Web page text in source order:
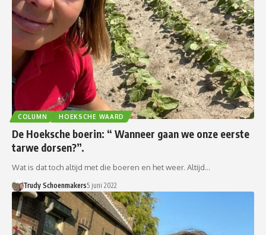
COLUMN HOEKSCHE WAARD
De Hoeksche boerin: “ Wanneer gaan we onze eerste
tarwe dorsen?”.
Wat is dat toch altijd met die boeren en het weer. Altijd…
Trudy Schoenmakers5 juni 2022